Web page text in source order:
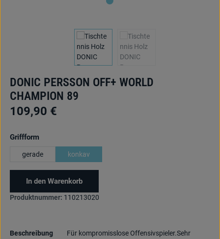
DONIC PERSSON OFF+ WORLD
CHAMPION 89
109,90 €
Griffform
gerade konkav
In den Warenkorb
Produktnummer: 110213020
Beschreibung
Für kompromisslose Offensivspieler.Sehr